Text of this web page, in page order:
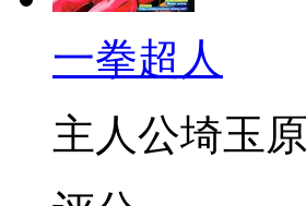
一拳超人
主人公埼玉